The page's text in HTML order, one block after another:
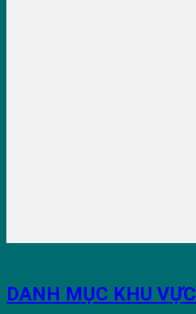
DANH MỤC KHU VỰC